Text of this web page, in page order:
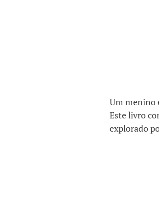
Um menino
Este livro
explorado